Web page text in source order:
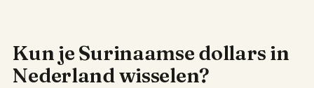
Kun je Surinaamse dollars in
Nederland wisselen?